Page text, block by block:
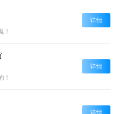
！
详情
！
详情
详情